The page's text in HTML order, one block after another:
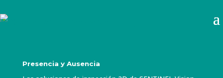
Presencia y Ausencia